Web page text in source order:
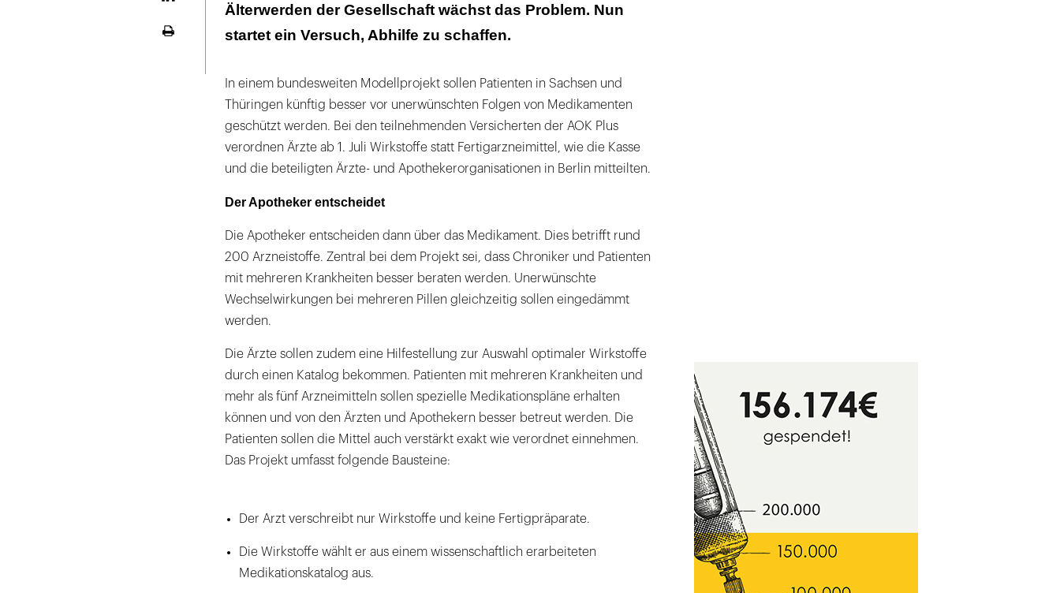
Älterwerden der Gesellschaft wächst das Problem. Nun
startet ein Versuch, Abhilfe zu schaffen.
In einem bundesweiten Modellprojekt sollen Patienten in Sachsen und
Thüringen künftig besser vor unerwünschten Folgen von Medikamenten
geschützt werden. Bei den teilnehmenden Versicherten der AOK Plus
verordnen Ärzte ab 1. Juli Wirkstoffe statt Fertigarzneimittel, wie die Kasse
und die beteiligten Ärzte- und Apothekerorganisationen in Berlin mitteilten.
Der Apotheker entscheidet
Die Apotheker entscheiden dann über das Medikament. Dies betrifft rund
200 Arzneistoffe. Zentral bei dem Projekt sei, dass Chroniker und Patienten
mit mehreren Krankheiten besser beraten werden. Unerwünschte
Wechselwirkungen bei mehreren Pillen gleichzeitig sollen eingedämmt
werden.
Die Ärzte sollen zudem eine Hilfestellung zur Auswahl optimaler Wirkstoffe
durch einen Katalog bekommen. Patienten mit mehreren Krankheiten und
mehr als fünf Arzneimitteln sollen spezielle Medikationspläne erhalten
können und von den Ärzten und Apothekern besser betreut werden. Die
Patienten sollen die Mittel auch verstärkt exakt wie verordnet einnehmen.
Das Projekt umfasst folgende Bausteine:
Der Arzt verschreibt nur Wirkstoffe und keine Fertigpräparate.
Die Wirkstoffe wählt er aus einem wissenschaftlich erarbeiteten
Medikationskatalog aus.